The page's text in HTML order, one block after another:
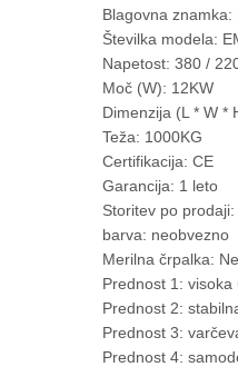
Blagovna znamka:
Številka modela:
Napetost: 380 /
Moč (W): 12KW
Dimenzija (L * W *
Teža: 1000KG
Certifikacija: CE
Garancija: 1 leto
Storitev po
barva: neobvezno
Merilna črpalka:
Prednost 1: visoka
Prednost 2:
Prednost 3:
Prednost 4: